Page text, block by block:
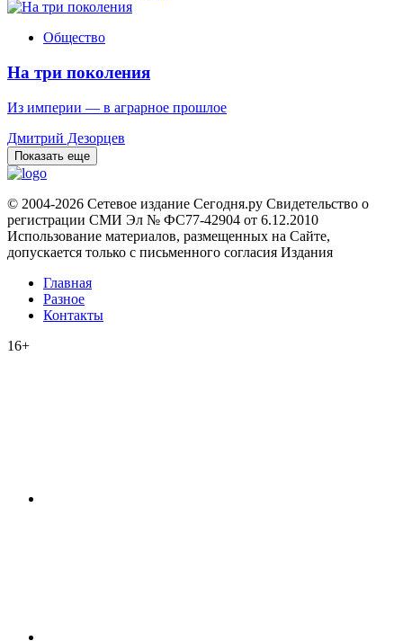
Общество
На три поколения
Из империи — в аграрное прошлое
Дмитрий Дезорцев
Показать еще
© 2004-2026 Сетевое издание Сегодня.ру Свидетельство о
регистрации СМИ Эл № ФС77-42904 от 6.12.2010
Использование материалов, размещенных на Сайте,
допускается только с письменного согласия Издания
Главная
Разное
Контакты
16+